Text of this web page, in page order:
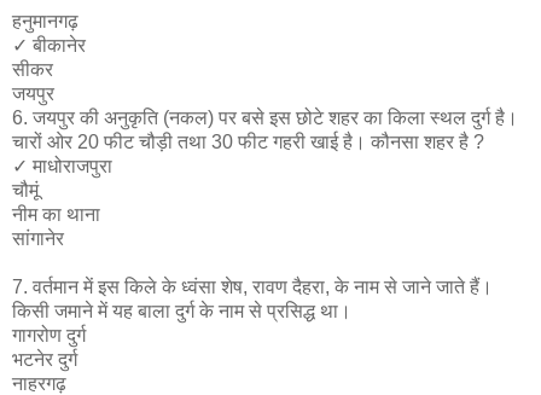
हनुमानगढ़
✓​ बीकानेर
सीकर
जयपुर
6. जयपुर की अनुकृति (नकल) पर बसे इस छोटे शहर का किला स्थल दुर्ग है।
चारों ओर 20 फीट चौड़ी तथा 30 फीट गहरी खाई है। कौनसा शहर है ?
✓​ माधोराजपुरा
चौमूं
नीम का थाना
सांगानेर
7. वर्तमान में इस किले के ध्वंसा शेष, रावण दैहरा, के नाम से जाने जाते हैं।
किसी जमाने में यह बाला दुर्ग के नाम से प्रसिद्ध था।
गागरोण दुर्ग
भटनेर दुर्ग
नाहरगढ़